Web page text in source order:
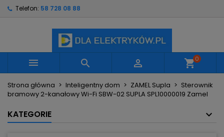
Telefon: 58 728 08 88
   shopping_cart0
Strona główna Inteligentny dom ZAMEL Supla
Sterownik
bramowy 2-kanałowy Wi-Fi SBW-02 SUPLA SPL10000019 Zamel
KATEGORIE
Utwórz nową listę
Nazwa listy życzeń
Anuluj Utwórz listę życzeń
Musisz być zalogowany by zapisać produkty na
swojej liście życzeń.
Anuluj Zaloguj się